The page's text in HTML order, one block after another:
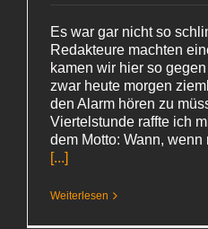
Es war gar nicht so
Redakteure machten
kamen wir hier so
zwar heute morgen
den Alarm hören zu
Viertelstunde raffte ich
dem Motto: Wann,
[...]
Weiterlesen